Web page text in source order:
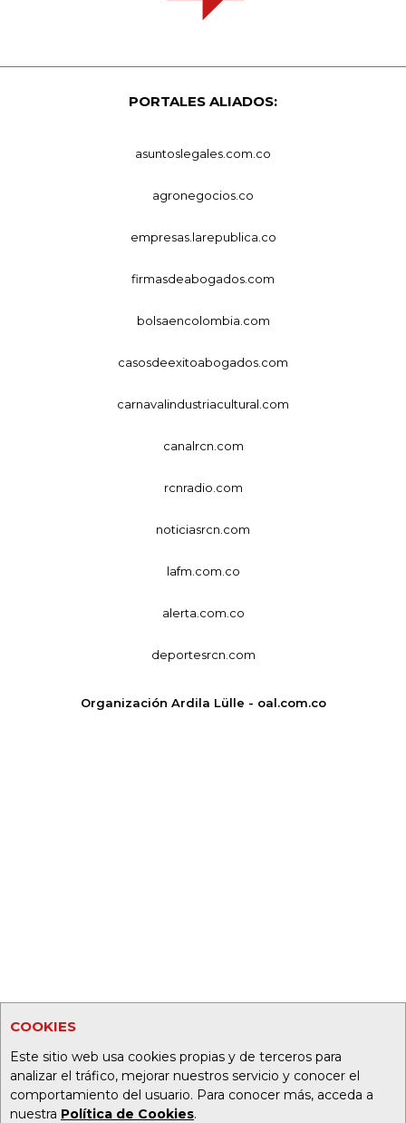
COOKIES
Este sitio web usa cookies propias y de terceros para
analizar el tráfico, mejorar nuestros servicio y conocer el
comportamiento del usuario. Para conocer más, acceda a
nuestra Política de Cookies.
PORTALES ALIADOS:
asuntoslegales.com.co
agronegocios.co
empresas.larepublica.co
firmasdeabogados.com
bolsaencolombia.com
casosdeexitoabogados.com
carnavalindustriacultural.com
canalrcn.com
rcnradio.com
noticiasrcn.com
lafm.com.co
alerta.com.co
deportesrcn.com
Organización Ardila Lülle - oal.com.co